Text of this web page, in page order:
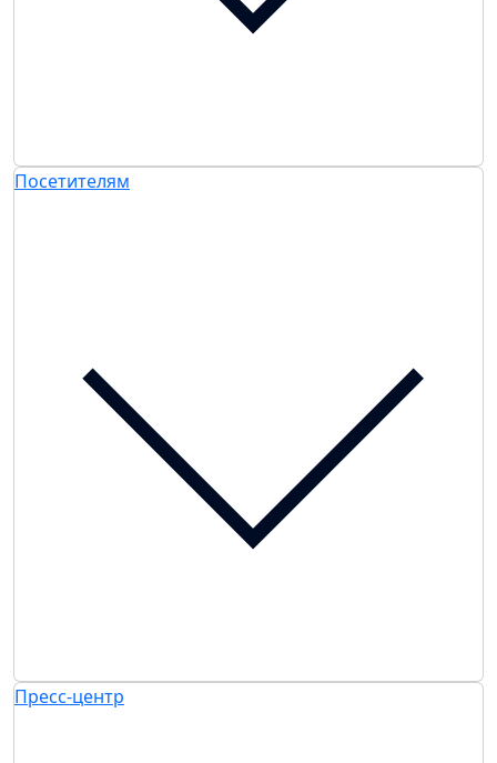
Посетителям
Пресс-центр